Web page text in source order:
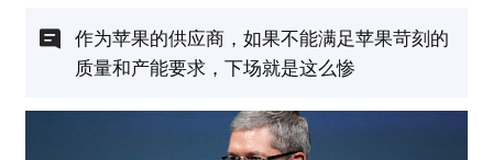
作为苹果的供应商，如果不能满足苹果苛刻的
质量和产能要求，下场就是这么惨